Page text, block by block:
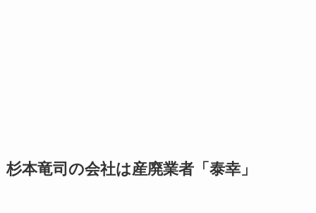
杉本竜司の会社は産廃業者「泰幸」